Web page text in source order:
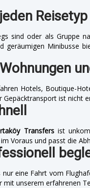
Reisetyp
sind oder als Gruppe
geräumigen Minibusse
Hotels, Boutique-
Gepäcktransport ist nicht
Transfersist
Voraus und passt die
eine Fahrt vom
unserem erfahrenen